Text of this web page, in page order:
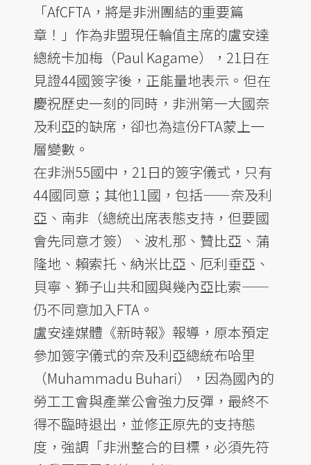
「AfCFTA，將是非洲團結的重要篇
章！」作為非盟現任輪值主席的盧安達
總統卡加梅（Paul Kagame），21日在
見證44國簽字後，正能量地表示。但在
慶祝歷史一刻的同時，非洲第一大國奈
及利亞的缺席，卻也為這份FTA蒙上一
層變數。
在非洲55國中，21日的簽字儀式，只有
44國同意；其他11國，包括——奈及利
亞、南非（總統出席表態支持，但要國
會先同意才簽）、波札那、贊比亞、蒲
隆地、賴索托、納米比亞、厄利垂亞、
貝寧、獅子山共和國與幾內亞比索——
仍不同意加入FTA。
盧安達媒體《新時報》報導，原本預定
參加簽字儀式的奈及利亞總統布哈里
（Muhammadu Buhari），因為國內的
勞工工會與產業公會強力反彈，最終不
得不臨時退出，並修正原先的支持態
度，強調「非洲整合的目標，必須先符